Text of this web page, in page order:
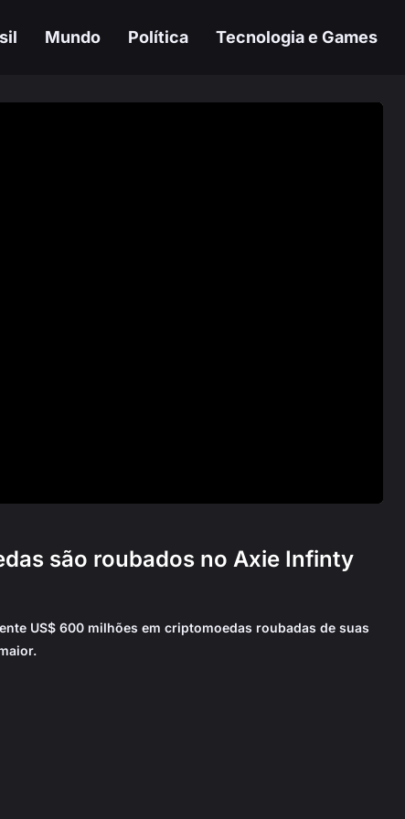
Mundo Política Tecnologia e Games
são roubados no Axie Infinty
US$ 600 milhões em criptomoedas roubadas de suas